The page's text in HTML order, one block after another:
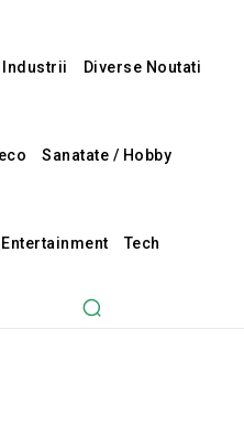
Diverse Noutati
Sanatate / Hobby
Tech